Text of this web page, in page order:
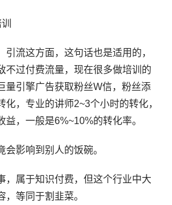
引流这方面，这句话也是适用的，
不过付费流量，现在很多做培训的
量引擎广告获取粉丝W信，粉丝添
化，专业的讲师2~3个小时的转化，
益，一般是6%~10%的转化率。
影响到别人的饭碗。
，属于知识付费，但这个行业中大
，等同于割韭菜。